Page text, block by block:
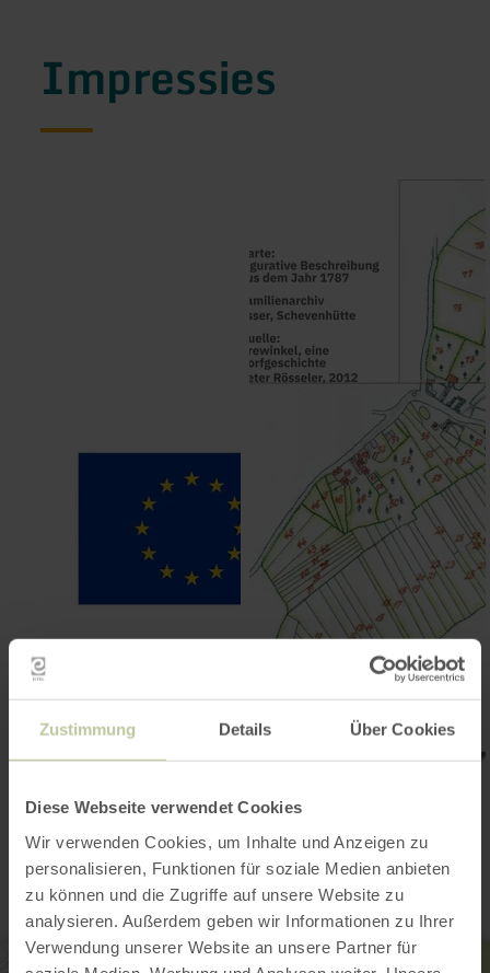
Zustimmung Details Über Cookies
Diese Webseite verwendet Cookies
Wir verwenden Cookies, um Inhalte und Anzeigen zu
personalisieren, Funktionen für soziale Medien anbieten
zu können und die Zugriffe auf unsere Website zu
analysieren. Außerdem geben wir Informationen zu Ihrer
Verwendung unserer Website an unsere Partner für
Impressies
Contact